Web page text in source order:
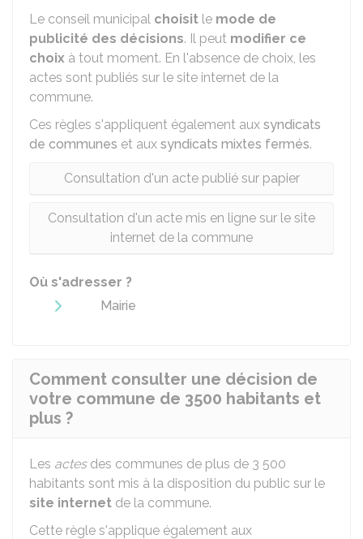
Le conseil municipal choisit le mode de
publicité des décisions. Il peut modifier ce
choix à tout moment. En l'absence de choix, les
actes sont publiés sur le site internet de la
commune.
Ces règles s'appliquent également aux syndicats
de communes et aux syndicats mixtes fermés.
Consultation d'un acte publié sur papier
Consultation d'un acte mis en ligne sur le site
internet de la commune
Où s'adresser ?
Mairie
Comment consulter une décision de
votre commune de 3500 habitants et
plus ?
Les actesdes communes de plus de 3 500
habitants sont mis à la disposition du public sur le
site internet de la commune.
Cette règle s'applique également aux